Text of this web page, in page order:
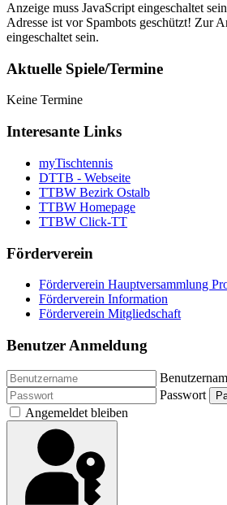
Anzeige muss JavaScript eingeschaltet
Adresse ist vor Spambots geschützt! Zur
eingeschaltet sein.
Aktuelle Spiele/Termine
Keine Termine
Interesante Links
myTischtennis
DTTB - Webseite
TTBW Bezirk Ostalb
TTBW Homepage
TTBW Click-TT
Förderverein
Förderverein Hauptversammlung
Förderverein Information
Förderverein Mitgliedschaft
Benutzer Anmeldung
Passwort
Angemeldet bleiben